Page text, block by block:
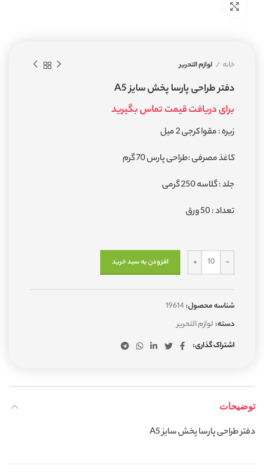
خانه لوازم التحریر
دفتر طراحی پارسا پخش سایز A5
برای دریافت قیمت تماس بگیرید
زیره : مقوا کرجی 2 میل
کاغذ مصرفی :طراحی پارس 70 گرم
جلد : گلاسه 250 گرمی
تعداد : 50 ورق
افزودن به سبد خرید
شناسه محصول:19614
دسته: لوازم التحریر
اشتراک گذاری
توضیحات
دفتر طراحی پارسا پخش سایز A5